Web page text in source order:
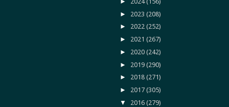
► 2023 (208)
► 2022 (252)
► 2021 (267)
► 2020 (242)
► 2019 (290)
► 2018 (271)
► 2017 (305)
▼ 2016 (279)